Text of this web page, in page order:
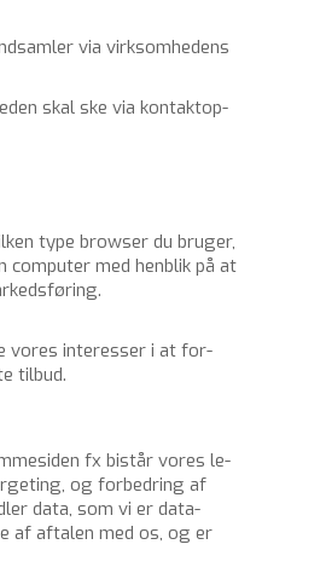
via virk­som­he­dens
skal ske via kon­tak­top­
type brow­ser du bru­ger,
com­pu­ter med hen­blik på at
vores in­ter­es­ser i at for­
til­bud.
fx bi­står vores le­
og for­bed­ring af
data, som vi er da­ta­
af af­ta­len med os, og er